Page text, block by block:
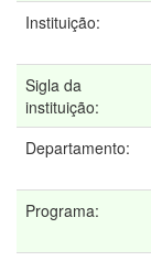
Instituição:
Sigla da
instituição:
Departamento:
Programa: